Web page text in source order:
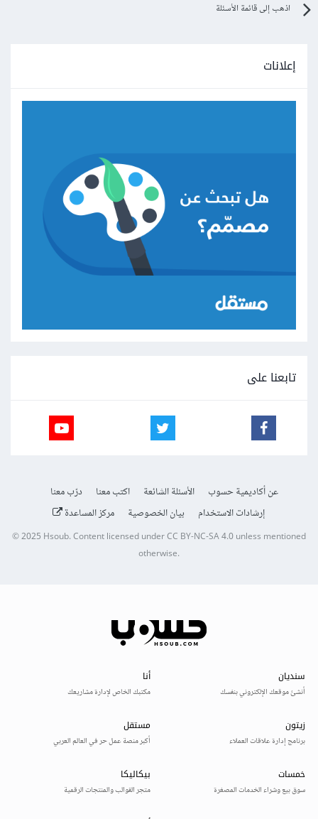
اذهب إلى قائمة الأسئلة
إعلانات
تابعنا على
عن أكاديمية حسوب الأسئلة الشائعة اكتب معنا
درّب معنا
إرشادات الاستخدام
بيان الخصوصية مركز المساعدة
© 2025Hsoub.Content licensed underCC BY-NC-SA 4.0unless mentioned
otherwise.